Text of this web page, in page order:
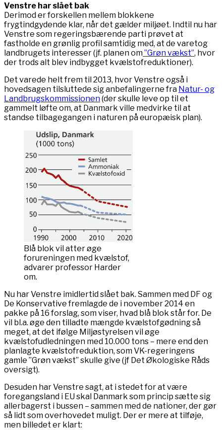
Venstre har slået bak
Derimod er forskellen mellem blokkene
frygtindgydende klar, når det gælder miljøet. Indtil nu har
Venstre som regeringsbærende parti prøvet at
fastholde en grønlig profil samtidig med, at de varetog
landbrugets interesser (jf. planen om”Grøn vækst”, hvor
der trods alt blev indbygget kvælstofreduktioner).
Det varede helt frem til 2013, hvor Venstre også i
hovedsagen tilsluttede sig anbefalingerne fra Natur- og
Landbrugskommissionen(der skulle leve op til et
gammelt løfte om, at Danmark ville medvirke til at
standse tilbagegangen i naturen på europæisk plan).
Blå blok vil atter øge
forureningen med kvælstof,
advarer professor Harder
om.
Nu har Venstre imidlertid slået bak. Sammen med DF og
De Konservative fremlagde de i november 2014 en
pakke på 16 forslag, som viser, hvad blå blok står for. De
vil bl.a. øge den tilladte mængde kvælstofgødning så
meget, at det ifølge Miljøstyrelsen vil øge
kvælstofudledningen med 10.000 tons – mere end den
planlagte kvælstofreduktion, som VK-regeringens
gamle ”Grøn vækst” skulle give (jf Det Økologiske Råds
oversigt).
Desuden har Venstre sagt, at i stedet for at være
foregangsland i EU skal Danmark som princip sætte sig
allerbagerst i bussen – sammen med de nationer, der gør
så lidt som overhovedet muligt. Der er mere at tilføje,
men billedet er klart: